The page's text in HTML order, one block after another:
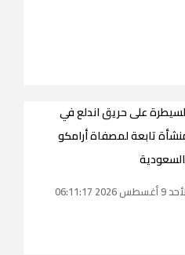
على حريق اندلع في
تابعة لمصفاة أرامكو
2026 06:11:17